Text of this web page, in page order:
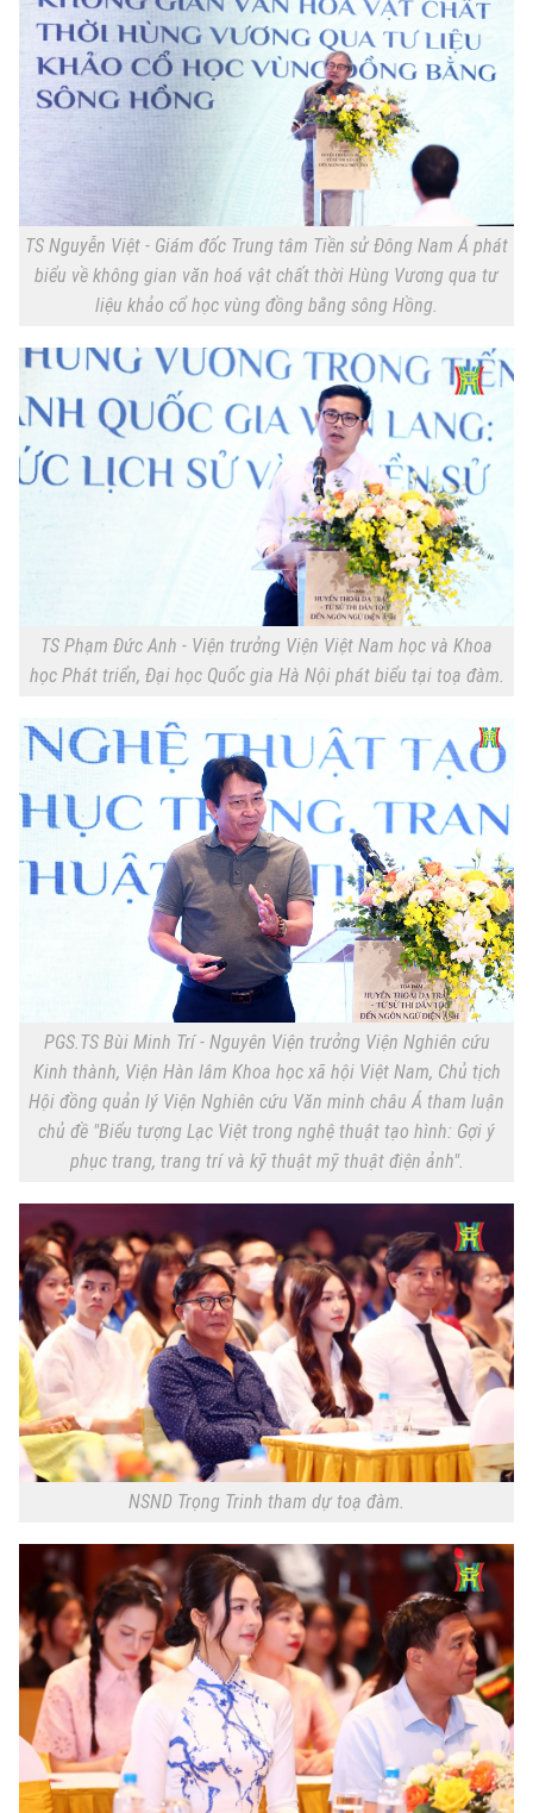
Căn hộ
Đất đai
Tàu
Xe máy
Thị trường
Đánh giá
Tin tức
Tuyển sinh
Hướng nghiệp
Văn hóa
Tin tức
Di tích
Sức khỏe
Dinh dưỡng
Tư vấn sức khỏe
Thể thao
Bóng đá
Quần vợt
Golf
Giải trí
Sao
Điện ảnh
Thời trang
Đã phát sóng
TS Nguyễn Việt - Giám đốc Trung tâm Tiền sử Đông Nam Á phát
biểu về không gian văn hoá vật chất thời Hùng Vương qua tư
liệu khảo cổ học vùng đồng bằng sông Hồng.
TS Phạm Đức Anh - Viện trưởng Viện Việt Nam học và Khoa
học Phát triển, Đại học Quốc gia Hà Nội phát biểu tại toạ đàm.
PGS.TS Bùi Minh Trí - Nguyên Viện trưởng Viện Nghiên cứu
Kinh thành, Viện Hàn lâm Khoa học xã hội Việt Nam, Chủ tịch
Hội đồng quản lý Viện Nghiên cứu Văn minh châu Á tham luận
chủ đề "Biểu tượng Lạc Việt trong nghệ thuật tạo hình: Gợi ý
phục trang, trang trí và kỹ thuật mỹ thuật điện ảnh".
NSND Trọng Trinh tham dự toạ đàm.